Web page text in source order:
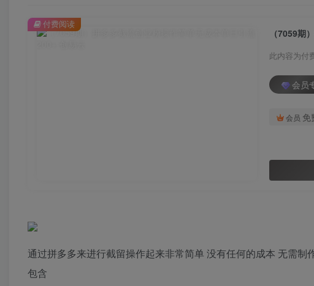
（7059期
此内容为付
会员
会员 免
付费阅读
通过拼多多来进行截留操作起来非常简单 没有任何的成本 无需
包含